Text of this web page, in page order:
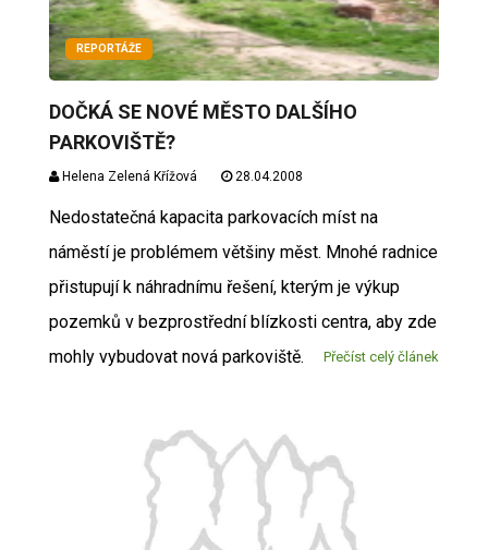
REPORTÁŽE
DOČKÁ SE NOVÉ MĚSTO DALŠÍHO
PARKOVIŠTĚ?
Helena Zelená Křížová 28.04.2008
Nedostatečná kapacita parkovacích míst na
náměstí je problémem většiny měst. Mnohé radnice
přistupují k náhradnímu řešení, kterým je výkup
pozemků v bezprostřední blízkosti centra, aby zde
mohly vybudovat nová parkoviště.
Přečíst celý článek